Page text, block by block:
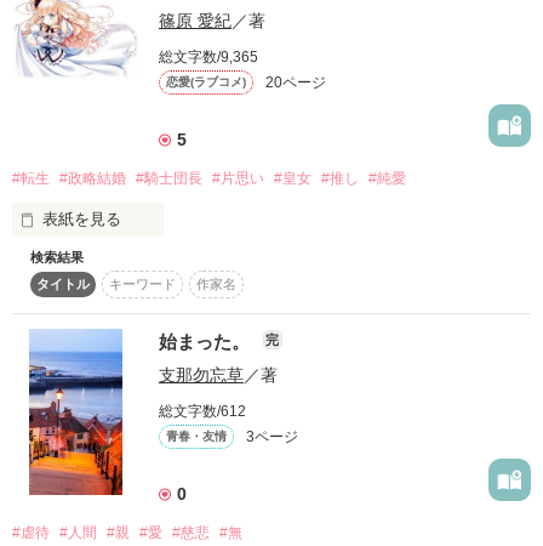
作品を読む
記憶と
篠原 愛紀／著
総文字数/9,365
恋愛(ラブコメ) 20ページ
5
#転生 #政略結婚 #騎士団長 #片思い #皇女 #推し #純愛
表紙を見る
私の十歳年上の旦那様は、冷徹で誰も愛さないような孤高の
狼を彷彿させる、恐怖の塊のような人でした。
私との初夜で、私に扇子を脳髄に叩きつけられる前までは。
フリイラ：IWAYUU様
検索結果
タイトル
キーワード 作家名
始まった。 完
支那勿忘草／著
総文字数/612
青春・友情 3ページ
0
#虐待 #人間 #親 #愛 #慈悲 #無